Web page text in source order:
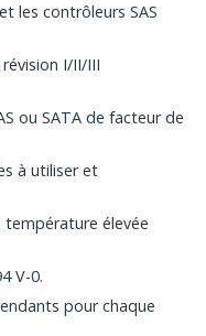
les contrôleurs SAS
I/II/III
ou SATA de facteur de
à utiliser et
température élevée
V-0.
pour chaque